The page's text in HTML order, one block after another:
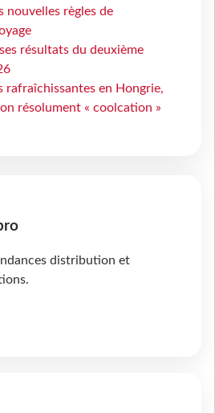
nouvelles règles de
résultats du deuxième
rafraîchissantes en Hongrie,
résolument « coolcation »
distribution et